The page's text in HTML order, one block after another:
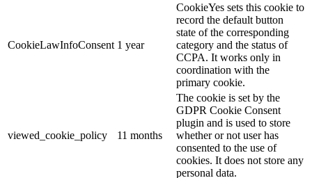
CookieLawInfoConsent 1 year
CookieYes sets this cookie to
record the default button
state of the corresponding
category and the status of
CCPA. It works only in
coordination with the
primary cookie.
viewed_cookie_policy 11 months
The cookie is set by the
GDPR Cookie Consent
plugin and is used to store
whether or not user has
consented to the use of
cookies. It does not store any
personal data.